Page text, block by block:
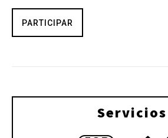
PARTICIPAR
Servicios